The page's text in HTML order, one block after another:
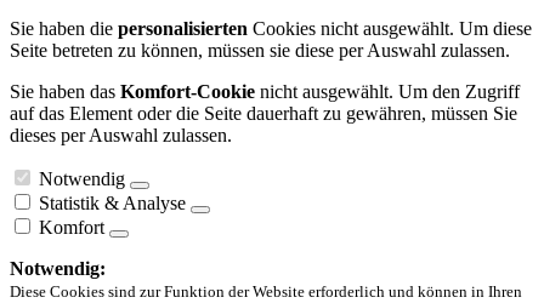
Sie haben die personalisierten Cookies nicht ausgewählt. Um diese
Seite betreten zu können, müssen sie diese per Auswahl zulassen.
Sie haben das Komfort-Cookie nicht ausgewählt. Um den Zugriff
auf das Element oder die Seite dauerhaft zu gewähren, müssen Sie
dieses per Auswahl zulassen.
Notwendig
Statistik & Analyse
Komfort
Notwendig:
Diese Cookies sind zur Funktion der Website erforderlich und können in Ihren